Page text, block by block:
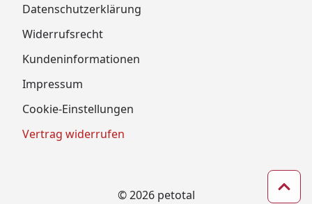
Datenschutzerklärung
Widerrufsrecht
Kundeninformationen
Impressum
Cookie-Einstellungen
Vertrag widerrufen
© 2026 petotal